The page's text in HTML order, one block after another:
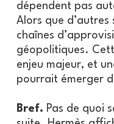
dépendent pas
Alors que d’autres
chaînes
géopolitiques.
enjeu majeur, et
pourrait émerger
Bref. Pas de quoi